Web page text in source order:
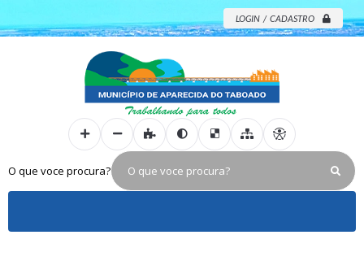
LOGIN / CADASTRO
O que voce procura?